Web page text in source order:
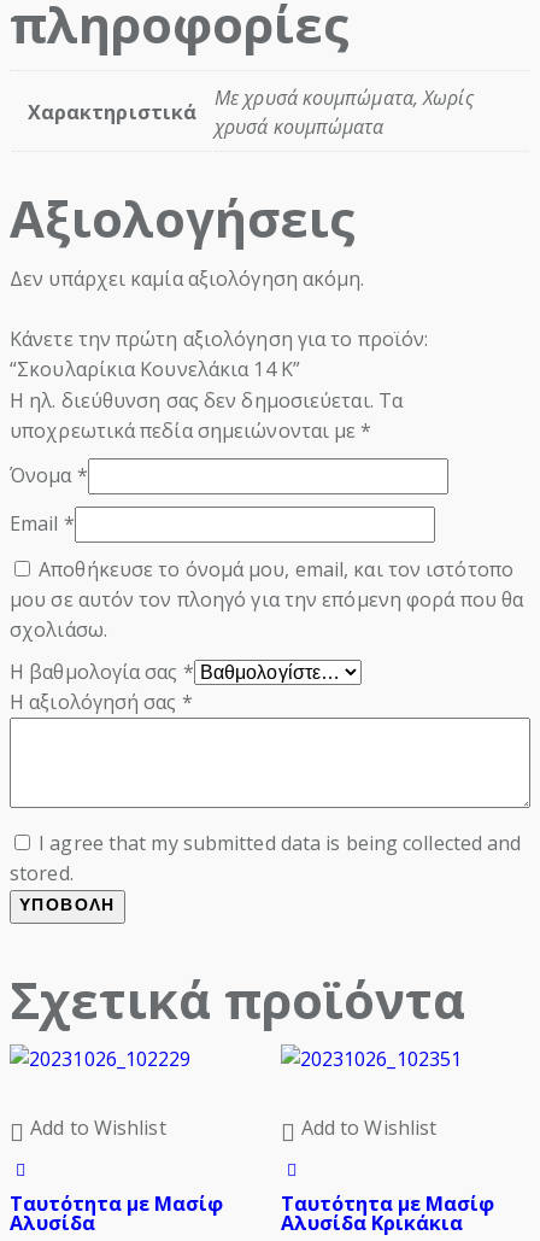
πληροφορίες
Χαρακτηριστικά
Με χρυσά κουμπώματα, Χωρίς
χρυσά κουμπώματα
Αξιολογήσεις
Δεν υπάρχει καμία αξιολόγηση ακόμη.
Κάνετε την πρώτη αξιολόγηση για το προϊόν:
“Σκουλαρίκια Κουνελάκια 14 Κ”
Η ηλ. διεύθυνση σας δεν δημοσιεύεται. Τα
υποχρεωτικά πεδία σημειώνονται με*
Όνομα*
Email *
Αποθήκευσε το όνομά μου, email, και τον ιστότοπο
μου σε αυτόν τον πλοηγό για την επόμενη φορά που θα
σχολιάσω.
Η βαθμολογία σας *
Η αξιολόγησή σας *
I agree that my submitted data is being collected and
stored.
Σχετικά προϊόντα
Add to Wishlist
Ταυτότητα με Μασίφ
Αλυσίδα
Add to Wishlist
Ταυτότητα με Μασίφ
Αλυσίδα Κρικάκια